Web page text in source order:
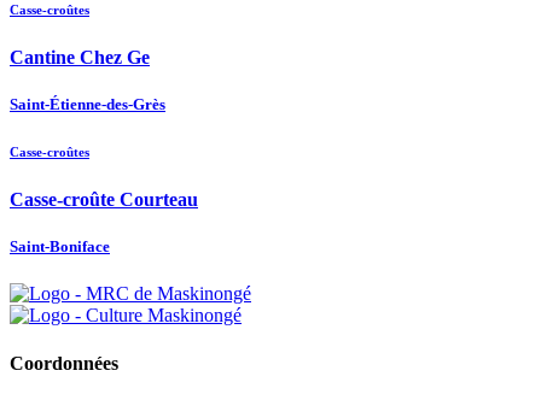
Casse-croûtes
Cantine Chez Ge
Saint-Étienne-des-Grès
Casse-croûtes
Casse-croûte Courteau
Saint-Boniface
Coordonnées